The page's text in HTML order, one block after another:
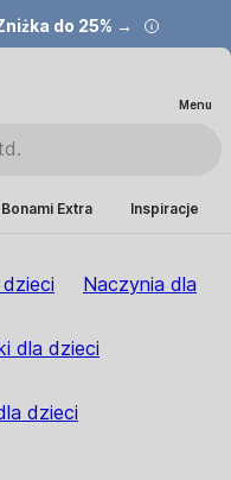
do 25% →
Menu
Bonami Extra Inspiracje
Naczynia dla
dla dzieci
dzieci